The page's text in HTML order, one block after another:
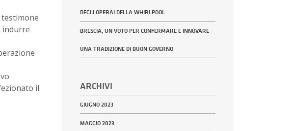
indurre
il
DEGLI OPERAI DELLA WHIRLPOOL
BRESCIA, UN VOTO PER CONFERMARE E INNOVARE
UNA TRADIZIONE DI BUON GOVERNO
ARCHIVI
GIUGNO 2023
MAGGIO 2023